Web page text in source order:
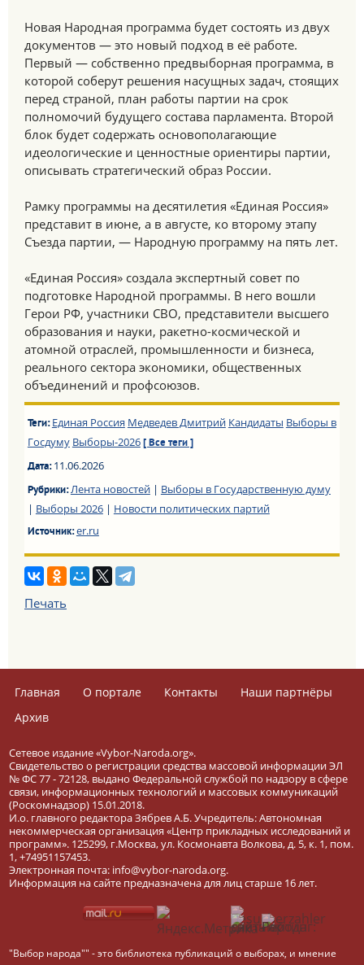
Новая Народная программа будет состоять из двух
документов — это новый подход в её работе.
Первый — собственно предвыборная программа, в
которой соберут решения насущных задач, стоящих
перед страной, план работы партии на срок
полномочий будущего состава парламента. Второй
блок будет содержать основополагающие
идеологические и ценностные ориентиры партии,
описывать стратегический образ России.
Рамку программы на десятилетия «Единая Россия»
представит в июне, а в августе, ко второму этапу
Съезда партии, — Народную программу на пять лет.
«Единая Россия» создала экспертный совет по
подготовке Народной программы. В него вошли
Герои РФ, участники СВО, представители высшего
образования и науки, ракетно-космической и
атомной отраслей, промышленности и бизнеса,
реального сектора экономики, общественных
объединений и профсоюзов.
Теги: Единая Россия Медведев Дмитрий Кандидаты Выборы в
Госдуму Выборы-2026 [ Все теги ]
Дата:11.06.2026
Рубрики:Лента новостей| Выборы в Государственную думу
| Выборы 2026| Новости политических партий
Источник:er.ru
Печать
Главная О портале Контакты
Наши партнёры
Архив
Сетевое издание «Vybor-Naroda.org».
Свидетельство о регистрации средства массовой информации ЭЛ
№ ФС 77 - 72128, выдано Федеральной службой по надзору в сфере
связи, информационных технологий и массовых коммуникаций
(Роскомнадзор) 15.01.2018.
И.о. главного редактора Зябрев А.Б. Учредитель: Автономная
некоммерческая организация «Центр прикладных исследований и
программ». 125299, г.Москва, ул. Космонавта Волкова, д. 5, к. 1, пом.
1, +74951157453.
Электронная почта: info@vybor-naroda.org.
Информация на сайте предназначена для лиц старше 16 лет.
"Выбор народа"" - это библиотека публикаций о выборах, и мнение